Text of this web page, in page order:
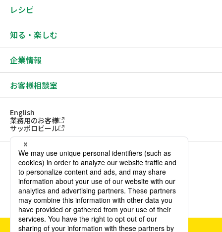
レシピ
知る・楽しむ
企業情報
お客様相談室
English
業務用のお客様
サッポロビール
ソーシャルメディアアカウント一覧